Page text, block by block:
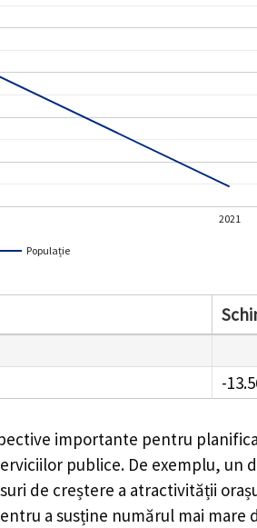
Populație
2021
-
importante pentru
publice. De exemplu, un
de creștere a atractivității
a susține numărul mai mare